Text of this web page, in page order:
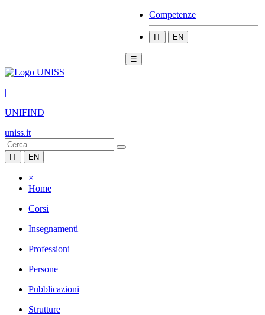
Competenze
IT EN
☰
|
UNIFIND
uniss.it
IT EN
×
Home
Corsi
Insegnamenti
Professioni
Persone
Pubblicazioni
Strutture